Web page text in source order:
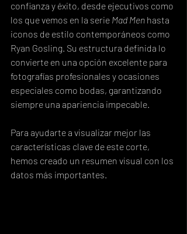
confianza y éxito, desde ejecutivos como
los que vemos en la serie Mad Men hasta
iconos de estilo contemporáneos como
Ryan Gosling. Su estructura definida lo
convierte en una opción excelente para
fotografías profesionales y ocasiones
especiales como bodas, garantizando
siempre una apariencia impecable.
Para ayudarte a visualizar mejor las
características clave de este corte,
hemos creado un resumen visual con los
datos más importantes.